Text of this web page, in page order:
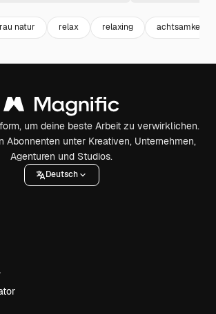
natur relax relaxing achtsamkeit
um deine beste Arbeit zu verwirklichen.
Abonnenten unter Kreativen, Unternehmen,
Agenturen und Studios.
Deutsch